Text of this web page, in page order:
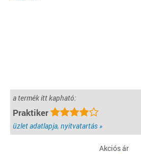
a termék itt kapható:
Praktiker
üzlet adatlapja, nyitvatartás »
Akciós ár